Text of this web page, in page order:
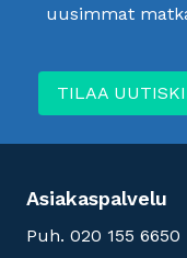
uusimmat
TILAA
Asiakaspalvelu
Puh. 020 155 6650